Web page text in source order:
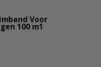
Voor
100 m1